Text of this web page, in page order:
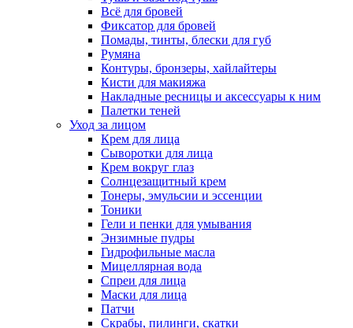
Всё для бровей
Фиксатор для бровей
Помады, тинты, блески для губ
Румяна
Контуры, бронзеры, хайлайтеры
Кисти для макияжа
Накладные ресницы и аксессуары к ним
Палетки теней
Уход за лицом
Крем для лица
Сыворотки для лица
Крем вокруг глаз
Солнцезащитный крем
Тонеры, эмульсии и эссенции
Тоники
Гели и пенки для умывания
Энзимные пудры
Гидрофильные масла
Мицеллярная вода
Спреи для лица
Маски для лица
Патчи
Скрабы, пилинги, скатки